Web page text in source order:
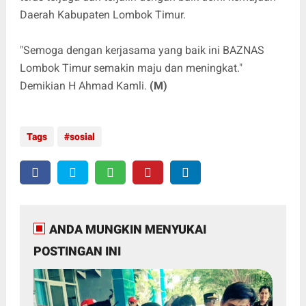
Daerah Kabupaten Lombok Timur.
"Semoga dengan kerjasama yang baik ini BAZNAS
Lombok Timur semakin maju dan meningkat."
Demikian H Ahmad Kamli. (M)
Tags sosial
ANDA MUNGKIN MENYUKAI
POSTINGAN INI